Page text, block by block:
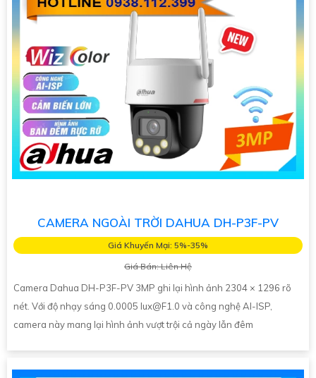
CAMERA NGOÀI TRỜI DAHUA DH-P3F-PV
Giá Khuyến Mại: 5%-35%
Giá Bán: Liên Hệ
Camera Dahua DH-P3F-PV 3MP ghi lại hình ảnh 2304 × 1296 rõ
nét. Với độ nhạy sáng 0.0005 lux@F1.0 và công nghệ AI-ISP,
camera này mang lại hình ảnh vượt trội cả ngày lẫn đêm